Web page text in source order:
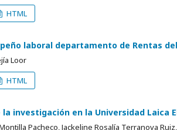
HTML
laboral departamento de Rentas del
Loor
HTML
la investigación en la Universidad Laica
Pacheco, Jackeline Rosalía Terranova